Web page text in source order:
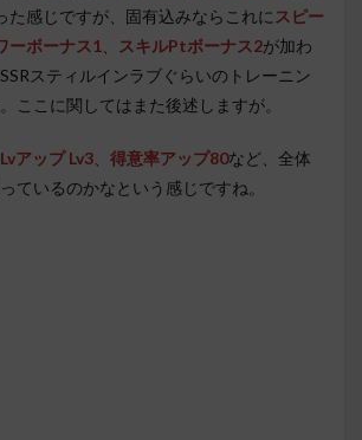
た感じですが、固有込みならこれに スピー
ーボーナス1 スキルPtボーナス2が加わ
スティルインラブぐらいのトレーニン
ここに関してはまた後述しますが。
アップ Lv3 得意率アップ80など、全体
ているのかなという感じですね。